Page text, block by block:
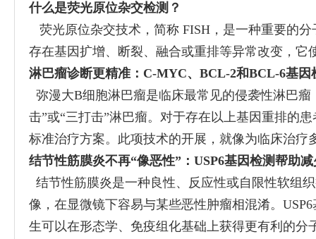
什么是荧光原位杂交检测？
荧光原位杂交技术，简称 FISH，是一种重要的
存在基因扩增、断裂、融合或重排等异常改变，它
淋巴瘤诊断更精准：C-MYC、 BCL-2和BCL-6基因
弥漫大B细胞淋巴瘤是临床最常见的侵袭性淋巴
击”或“三打击”淋巴瘤。对于存在以上基因重排的
标准治疗方案。此项技术的开展，就像为临床治疗
结节性筋膜炎不再“像恶性”：USP6基因检测帮助
结节性筋膜炎是一种良性、反应性或自限性软组
像，在显微镜下容易与某些恶性肿瘤相混淆。
生可以在形态学、免疫组化基础上获得更有利的